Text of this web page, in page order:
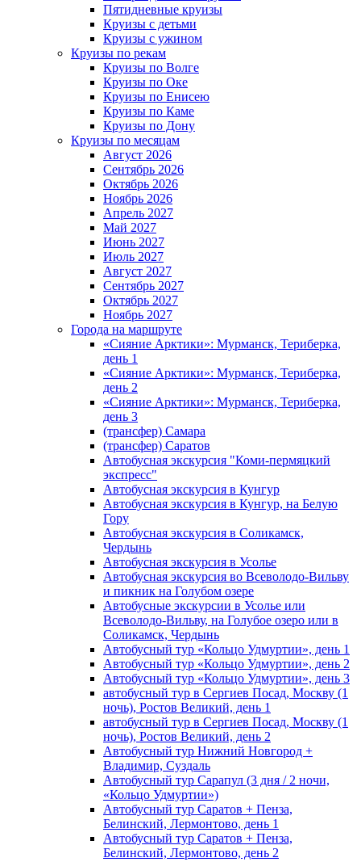
Пятидневные круизы
Круизы с детьми
Круизы с ужином
Круизы по рекам
Круизы по Волге
Круизы по Оке
Круизы по Енисею
Круизы по Каме
Круизы по Дону
Круизы по месяцам
Август 2026
Сентябрь 2026
Октябрь 2026
Ноябрь 2026
Апрель 2027
Май 2027
Июнь 2027
Июль 2027
Август 2027
Сентябрь 2027
Октябрь 2027
Ноябрь 2027
Города на маршруте
«Сияние Арктики»: Мурманск, Териберка,
день 1
«Сияние Арктики»: Мурманск, Териберка,
день 2
«Сияние Арктики»: Мурманск, Териберка,
день 3
(трансфер) Самара
(трансфер) Саратов
Автобусная экскурсия "Коми-пермяцкий
экспресс"
Автобусная экскурсия в Кунгур
Автобусная экскурсия в Кунгур, на Белую
Гору
Автобусная экскурсия в Соликамск,
Чердынь
Автобусная экскурсия в Усолье
Автобусная экскурсия во Всеволодо-Вильву
и пикник на Голубом озере
Автобусные экскурсии в Усолье или
Всеволодо-Вильву, на Голубое озеро или в
Соликамск, Чердынь
Автобусный тур «Кольцо Удмуртии», день 1
Автобусный тур «Кольцо Удмуртии», день 2
Автобусный тур «Кольцо Удмуртии», день 3
автобусный тур в Сергиев Посад, Москву (1
ночь), Ростов Великий, день 1
автобусный тур в Сергиев Посад, Москву (1
ночь), Ростов Великий, день 2
Автобусный тур Нижний Новгород +
Владимир, Суздаль
Автобусный тур Сарапул (3 дня / 2 ночи,
«Кольцо Удмуртии»)
Автобусный тур Саратов + Пенза,
Белинский, Лермонтово, день 1
Автобусный тур Саратов + Пенза,
Белинский, Лермонтово, день 2